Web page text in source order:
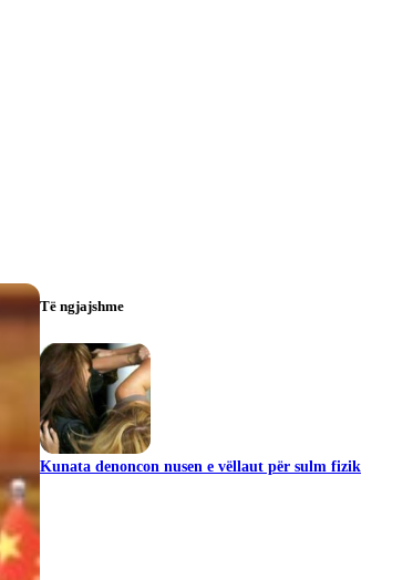
Të ngjajshme
Kunata denoncon nusen e vëllaut për sulm fizik